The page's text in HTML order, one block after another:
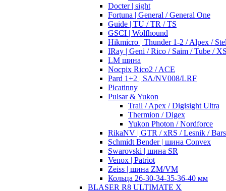
Docter | sight
Fortuna | General / General One
Guide | TU / TR / TS
GSCI | Wolfhound
Hikmicro | Thunder 1-2 / Alpex /
IRay | Geni / Rico / Saim / Tube /
LM шина
Nocpix Rico2 / ACE
Pard 1+2 | SA/NV008/LRF
Picatinny
Pulsar & Yukon
Trail / Apex / Digisight Ultra
Thermion / Digex
Yukon Photon / Nordforce
RikaNV | GTR / xRS / Lesnik /
Schmidt Bender | шина Convex
Swarovski | шина SR
Venox | Patriot
Zeiss | шина ZM/VM
Кольца 26-30-34-35-36-40 мм
BLASER R8 ULTIMATE X